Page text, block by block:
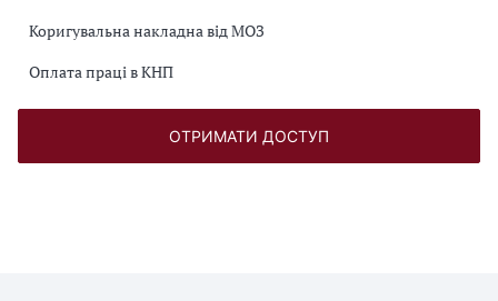
Коригувальна накладна від МОЗ
Оплата праці в КНП
ОТРИМАТИ ДОСТУП